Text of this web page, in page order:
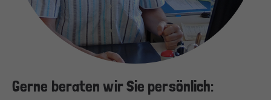
Gerne beraten wir Sie persönlich: